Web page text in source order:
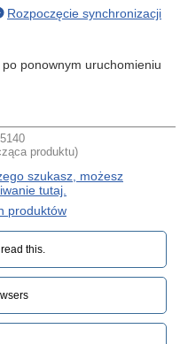
Rozpoczęcie synchronizacji
ponownym uruchomieniu
produktu)
szukasz, możesz
tutaj.
produktów
this.‎